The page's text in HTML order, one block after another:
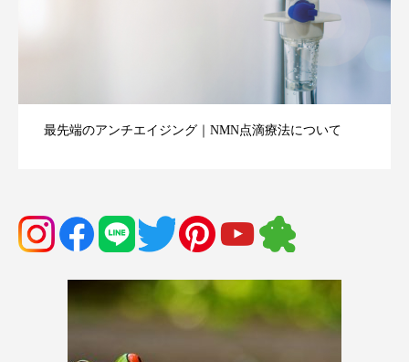
最先端のアンチエイジング｜NMN点滴療法について